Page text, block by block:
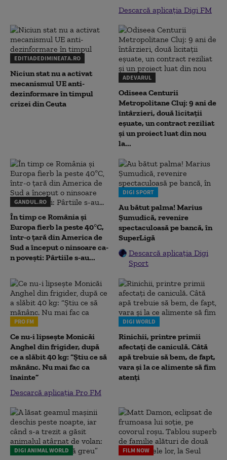
Descarcă aplicația Digi FM
EDITIADEDIMINEATA.RO
Niciun stat nu a activat
mecanismul UE anti-
dezinformare în timpul
crizei din Ceuta
ADEVARUL
Odiseea Centurii
Metropolitane Cluj: 9 ani de
întârzieri, două licitații
eșuate, un contract reziliat
și un proiect luat din nou
la...
GANDUL.RO
În timp ce România și
Europa fierb la peste 40°C,
într-o țară din America de
Sud a început o ninsoare ca-
n povești: Pârtiile s-au...
DIGI SPORT
Au bătut palma! Marius
Șumudică, revenire
spectaculoasă pe bancă, în
SuperLigă
Descarcă aplicația Digi
Sport
PRO FM
Ce nu-i lipsește Monicăi
Anghel din frigider, după
ce a slăbit 40 kg: “Știu ce să
mănânc. Nu mai fac ca
înainte”
Descarcă aplicația Pro FM
DIGI WORLD
Rinichii, printre primii
afectați de caniculă. Câtă
apă trebuie să bem, de fapt,
vara și la ce alimente să fim
atenți
DIGI ANIMAL WORLD FILM NOW